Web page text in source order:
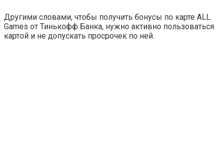
Другими словами, чтобы получить бонусы по карте ALL
Games от Тинькофф Банка, нужно активно пользоваться
картой и не допускать просрочек по ней.